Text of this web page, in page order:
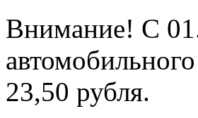
Внимание! С
23,50 рубля.